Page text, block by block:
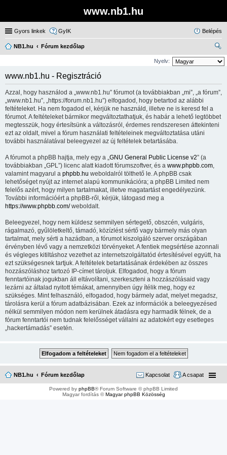
www.nb1.hu
Gyors linkek GyIK Belépés
NB1.hu
Fórum kezdőlap
ere
s
Nyelv:
www.nb1.hu - Regisztráció
Azzal, hogy használod a „www.nb1.hu” fórumot (a továbbiakban „mi”, „a fórum”,
„www.nb1.hu”, „https://forum.nb1.hu”) elfogadod, hogy betartod az alábbi
feltételeket. Ha nem fogadod el, kérjük ne használd, illetve ne is keresd fel a
fórumot. A feltételeket bármikor megváltoztathatjuk, és habár a lehető legtöbbet
megtesszük, hogy értesítsünk a változásról, érdemes rendszeresen áttekinteni
ezt az oldalt, mivel a fórum használati feltételeinek megváltoztatása utáni
további használatával beleegyezel az új feltételek betartásába.
A fórumot a phpBB hajtja, mely egy a „GNU General Public License v2” (a
továbbiakban „GPL”) licenc alatt kiadott fórumszoftver, és a www.phpbb.com,
valamint magyarul a phpbb.hu weboldalról tölthető le. A phpBB csak
lehetőséget nyújt az internet alapú kommunikációra; a phpBB Limited nem
felelős azért, hogy milyen tartalmakat, illetve magatartást engedélyezünk.
További információért a phpBB-ről, kérjük, látogasd meg a
https://www.phpbb.com/weboldalt.
Beleegyezel, hogy nem küldesz semmilyen sértegető, obszcén, vulgáris,
rágalmazó, gyűlöletkeltő, támadó, közízlést sértő vagy bármely más olyan
tartalmat, mely sérti a hazádban, a fórumot kiszolgáló szerver országában
érvényben lévő vagy a nemzetközi törvényeket. A fentiek megsértése azonnali
és végleges kitiltáshoz vezethet az internetszolgáltatód értesítésével együtt, ha
ezt szükségesnek tartjuk. A feltételek betartatásának érdekében az összes
hozzászóláshoz tartozó IP-címet tároljuk. Elfogadod, hogy a fórum
fenntartóinak jogukban áll eltávolítani, szerkeszteni a hozzászólásaid vagy
lezárni az általad nyitott témákat, amennyiben úgy ítélik meg, hogy ez
szükséges. Mint felhasználó, elfogadod, hogy bármely adat, melyet megadsz,
tárolásra kerül a fórum adatbázisában. Ezek az információk a beleegyezésed
nélkül semmilyen módon nem kerülnek átadásra egy harmadik félnek, de a
fórum fenntartói nem tudnak felelősséget vállalni az adatokért egy esetleges
„hackertámadás” esetén.
NB1.hu Fórum kezdőlap A csapat
Kapcsolat
Powered by phpBB® Forum Software © phpBB Limited
Magyar fordítás ©Magyar phpBB Közösség